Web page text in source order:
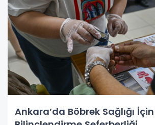
Ankara’da Böbrek Sağlığı İçin